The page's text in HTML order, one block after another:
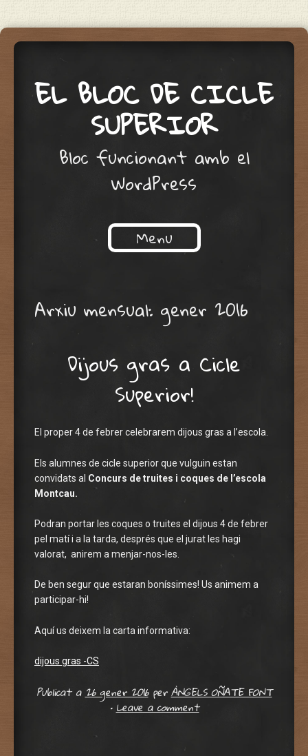
EL BLOC DE CICLE
SUPERIOR
Bloc funcionant amb el
WordPress
Menu
Arxiu mensual: gener 2016
Dijous gras a Cicle
Superior!
El proper 4 de febrer celebrarem dijous gras a l’escola.
Els alumnes de cicle superior que vulguin estan
convidats al Concurs de truites i coques de l’escola
Montcau.
Podran portar les coques o truites el dijous 4 de febrer
pel matí i a la tarda, després que el jurat les hagi
valorat, anirem a menjar-nos-les.
De ben segur que estaran boníssimes! Us animem a
participar-hi!
Aquí us deixem la carta informativa:
dijous gras -CS
Publicat a26 gener 2016perÀNGELS OÑATE FONT
•Leave a comment